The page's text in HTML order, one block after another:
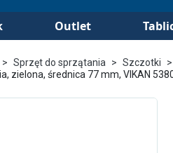
Outlet
Sprzęt do sprzątania Szczotki
zielona, średnica 77 mm, VIKAN